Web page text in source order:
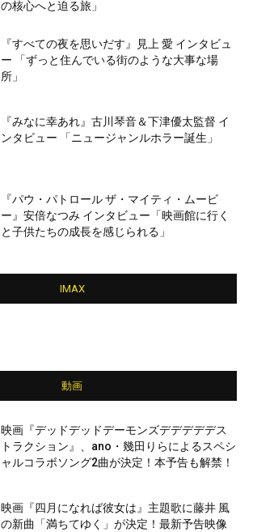
の核心へと迫る旅」
『すべての夜を思いだす』見上 愛 インタビュ
ー 「ずっと住んでいる街のような大事な場
所」
『みなに幸あれ』古川琴音＆下津優太監督 イ
ンタビュー 「ニュージャンルホラー誕生」
『パウ・パトロール ザ・マイティ・ムービ
ー』安倍なつみ インタビュー「映画館に行く
と子供たちの成長を感じられる」
IMAX
動画
映画『デッドデッドデーモンズデデデデデス
トラクション』、ano・幾田りらによるスペシ
ャルコラボソング2曲が決定！本予告も解禁！
映画『四月になれば彼女は』主題歌に藤井 風
の新曲「満ちてゆく」が決定！最新予告映像